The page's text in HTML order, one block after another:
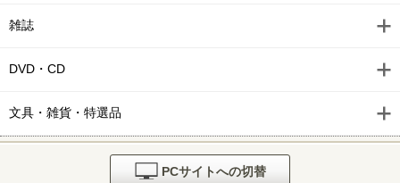
雑誌
DVD・CD
文具・雑貨・特選品
PCサイトへの切替